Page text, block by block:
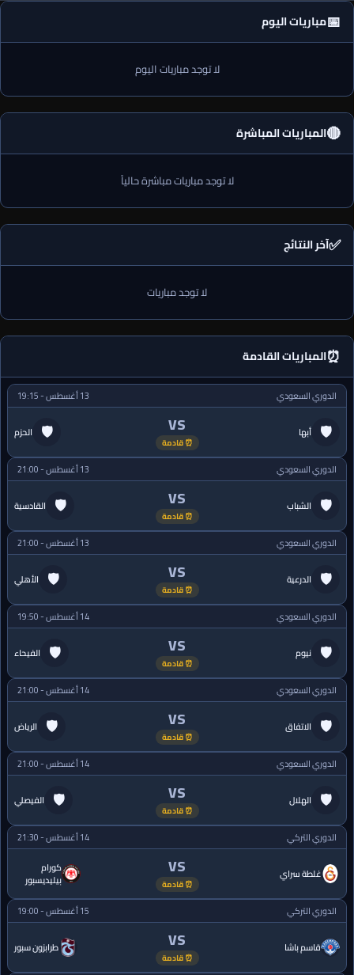
📅مباريات اليوم
لا توجد مباريات اليوم
🔴المباريات المباشرة
لا توجد مباريات مباشرة حالياً
✅آخر النتائج
لا توجد مباريات
⏰المباريات القادمة
الدوري السعودي 13 أغسطس - 19:15
🛡 أبها VS
⏰ قادمة
الحزم 🛡
الدوري السعودي 13 أغسطس - 21:00
🛡 الشباب VS
⏰ قادمة
القادسية 🛡
الدوري السعودي 13 أغسطس - 21:00
🛡 الدرعية VS
⏰ قادمة
الأهلي 🛡
الدوري السعودي 14 أغسطس - 19:50
🛡 نيوم VS
⏰ قادمة
الفيحاء 🛡
الدوري السعودي 14 أغسطس - 21:00
🛡 الاتفاق VS
⏰ قادمة
الرياض 🛡
الدوري السعودي 14 أغسطس - 21:00
🛡 الهلال VS
⏰ قادمة
الفيصلي 🛡
الدوري التركي 14 أغسطس - 21:30
غلطة سراي VS
⏰ قادمة
كورام
بيليديسبور
الدوري التركي
15 أغسطس - 19:00
قاسم باشا VS
⏰ قادمة
طرابزون سبور